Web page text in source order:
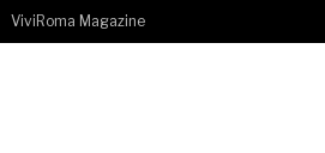
ViviRoma Magazine